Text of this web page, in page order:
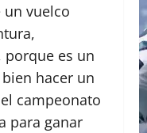
vuelco
es un
hacer un
campeonato
para ganar